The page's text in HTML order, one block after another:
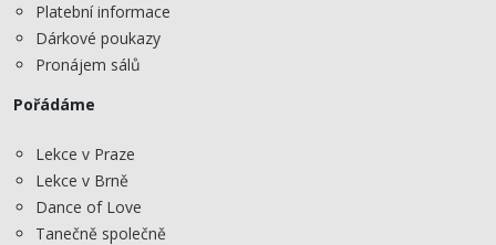
Platební informace
Dárkové poukazy
Pronájem sálů
Pořádáme
Lekce v Praze
Lekce v Brně
Dance of Love
Tanečně společně